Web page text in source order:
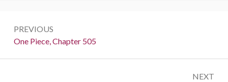
navigation
PREVIOUS
Previous:
One Piece, Chapter 505
NEXT